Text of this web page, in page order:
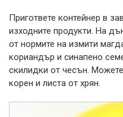
Пригответе контейнер в
изходните продукти. На
от нормите на измити
кориандър и синапено
скилидки от чесън.
корен и листа от хрян.